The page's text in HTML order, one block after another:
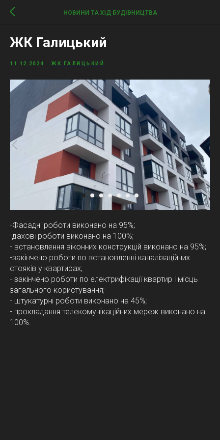
НОВИНИ ТА ХІД БУДІВНИЦТВА
ЖК Галицький
11.12.2024 ЖК ГАЛИЦЬКИЙ
-Фасадні роботи виконано на 95%;
-дахові роботи виконано на 100%;
- встановлення віконних конструкцій виконано на 95%;
-закінчено роботи по встановленні каналізаційних
стояків у квартирах;
- закінчено роботи по електрифікації квартир і місць
загального користування;
- штукатурні роботи виконано на 45%;
- прокладання телекомунікаційних мереж виконано на
100%.